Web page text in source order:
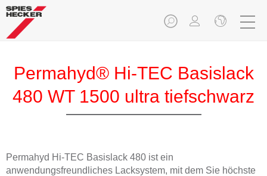
Permahyd® Hi-TEC Basislack
480 WT 1500 ultra tiefschwarz
Permahyd Hi-TEC Basislack 480 ist ein
anwendungsfreundliches Lacksystem, mit dem Sie höchste